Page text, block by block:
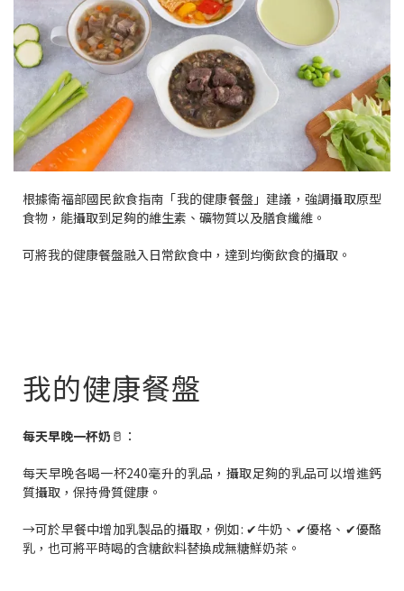
根據衛福部國民飲食指南「我的健康餐盤」建議，強調攝取原型
食物，能攝取到足夠的維生素、礦物質以及膳食纖維。
可將我的健康餐盤融入日常飲食中，達到均衡飲食的攝取。
我的健康餐盤
每天早晚一杯奶 🥛：
每天早晚各喝一杯240毫升的乳品，攝取足夠的乳品可以增進鈣
質攝取，保持骨質健康。
→可於早餐中增加乳製品的攝取，例如: ✔牛奶、✔優格、✔優酪
乳，也可將平時喝的含糖飲料替換成無糖鮮奶茶。